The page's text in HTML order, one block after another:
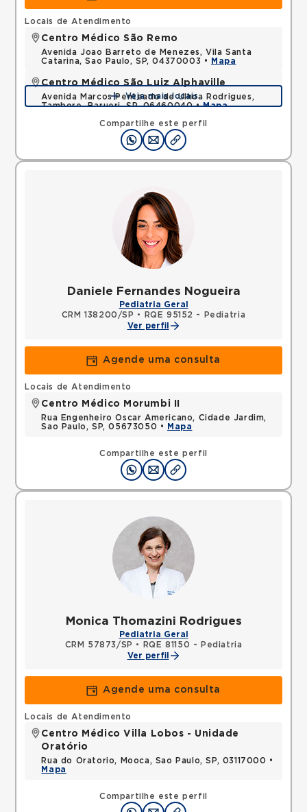
Compartilhe este perfil
Locais de Atendimento
Centro Médico São Remo
Avenida Joao Barreto de Menezes, Vila Santa
Catarina, Sao Paulo, SP, 04370003 •
Mapa
Centro Médico São Luiz Alphaville
Avenida Marcos Penteado de Ulhoa Rodrigues,
Tambore, Barueri, SP, 06460040 •Mapa
Veja mais locais
Daniele Fernandes Nogueira
Pediatria Geral
CRM 138200/SP •
RQE 95152 - Pediatria
Ver perfil
Agende uma consulta
Compartilhe este perfil
Locais de Atendimento
Centro Médico Morumbi II
Rua Engenheiro Oscar Americano, Cidade Jardim,
Sao Paulo, SP, 05673050 •
Mapa
Monica Thomazini Rodrigues
Pediatria Geral
CRM 57873/SP •
RQE 81150 - Pediatria
Ver perfil
Agende uma consulta
Compartilhe este perfil
Locais de Atendimento
Centro Médico Villa Lobos - Unidade
Oratório
Rua do Oratorio, Mooca, Sao Paulo, SP, 03117000 •
Mapa